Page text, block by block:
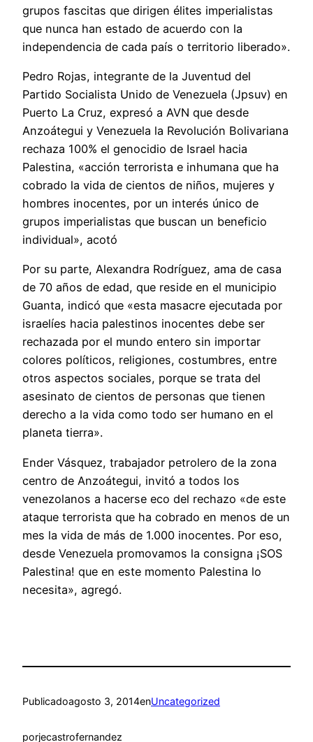
grupos fascitas que dirigen élites imperialistas
que nunca han estado de acuerdo con la
independencia de cada país o territorio liberado».
Pedro Rojas, integrante de la Juventud del
Partido Socialista Unido de Venezuela (Jpsuv) en
Puerto La Cruz, expresó a AVN que desde
Anzoátegui y Venezuela la Revolución Bolivariana
rechaza 100% el genocidio de Israel hacia
Palestina, «acción terrorista e inhumana que ha
cobrado la vida de cientos de niños, mujeres y
hombres inocentes, por un interés único de
grupos imperialistas que buscan un beneficio
individual», acotó
Por su parte, Alexandra Rodríguez, ama de casa
de 70 años de edad, que reside en el municipio
Guanta, indicó que «esta masacre ejecutada por
israelíes hacia palestinos inocentes debe ser
rechazada por el mundo entero sin importar
colores políticos, religiones, costumbres, entre
otros aspectos sociales, porque se trata del
asesinato de cientos de personas que tienen
derecho a la vida como todo ser humano en el
planeta tierra».
Ender Vásquez, trabajador petrolero de la zona
centro de Anzoátegui, invitó a todos los
venezolanos a hacerse eco del rechazo «de este
ataque terrorista que ha cobrado en menos de un
mes la vida de más de 1.000 inocentes. Por eso,
desde Venezuela promovamos la consigna ¡SOS
Palestina! que en este momento Palestina lo
necesita», agregó.
Publicadoagosto 3, 2014enUncategorized
porjecastrofernandez